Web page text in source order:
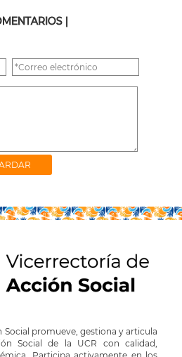
|
Social promueve, gestiona y articula
Social de la UCR con calidad,